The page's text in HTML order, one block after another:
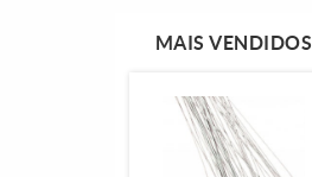
MAIS VENDIDOS